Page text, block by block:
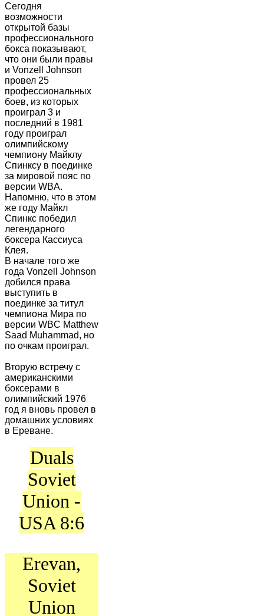
Сегодня
возможности
открытой базы
профессионального
бокса показывают,
что они были правы
и Vonzell Johnson
провел 25
профессиональных
боев, из которых
проиграл 3 и
последний в 1981
году проиграл
олимпийскому
чемпиону Майклу
Спинксу в поединке
за мировой пояс по
версии WBA.
Напомню, что в этом
же году Майкл
Спинкс победил
легендарного
боксера Кассиуса
Клея.
В начале того же
года Vonzell Johnson
добился права
выступить в
поединке за титул
чемпиона Мира по
версии WBC Matthew
Saad Muhammad, но
по очкам проиграл.
Вторую встречу с
американскими
боксерами в
олимпийский 1976
год я вновь провел в
домашних условиях
в Ереване.
Duals
Soviet
Union -
USA 8:6
Erevan,
Soviet
Union